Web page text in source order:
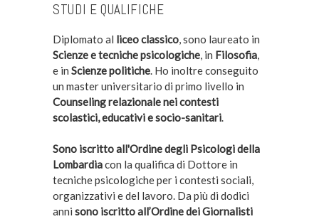
STUDI E QUALIFICHE
Diplomato al liceo classico, sono laureato in
Scienze e tecniche psicologiche, in Filosofia,
e in Scienze politiche. Ho inoltre conseguito
un master universitario di primo livello in
Counseling relazionale nei contesti
scolastici, educativi e socio-sanitari.
Sono iscritto all'Ordine degli Psicologi della
Lombardiacon la qualifica di Dottore in
tecniche psicologiche per i contesti sociali,
organizzativi e del lavoro. Da più di dodici
anni sono iscritto all’Ordine dei Giornalisti